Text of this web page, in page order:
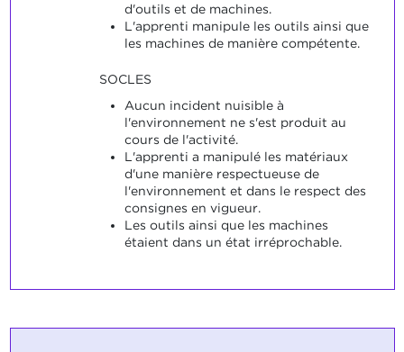
d'outils et de machines.
L'apprenti manipule les outils ainsi que
les machines de manière compétente.
SOCLES
Aucun incident nuisible à
l'environnement ne s'est produit au
cours de l'activité.
L'apprenti a manipulé les matériaux
d'une manière respectueuse de
l'environnement et dans le respect des
consignes en vigueur.
Les outils ainsi que les machines
étaient dans un état irréprochable.